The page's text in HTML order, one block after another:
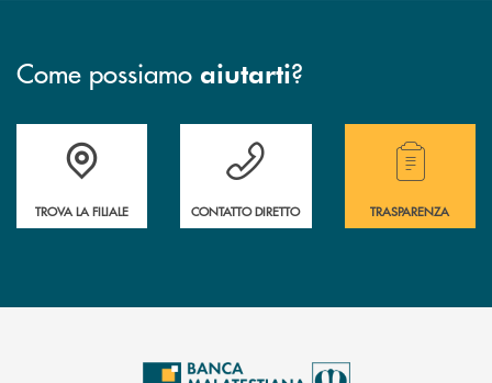
Come possiamo aiutarti?
Trova la filiale più vicina a te.
TROVA LA FILIALE
Hai bisogno di assistenza ?&nbsp;
CONTATTO DIRETTO
Hai bisogno di
TRASPARENZA